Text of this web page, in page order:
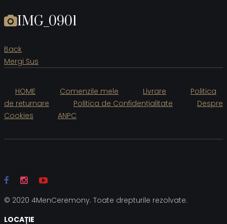
IMG_0901
Back
Mergi Sus
HOME Comenzile mele Livrare
Politica
de returnare
Politica de Confidențialitate
Despre
Cookies
ANPC
© 2020 4MenCeremony. Toate drepturile rezolvate.
LOCAȚIE